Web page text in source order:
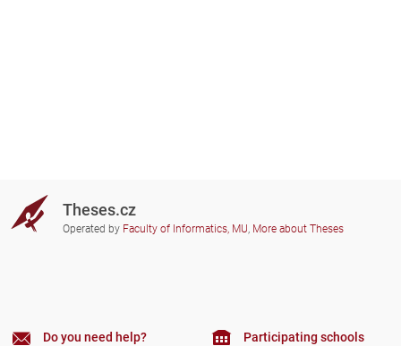
Theses.cz
Operated by Faculty of Informatics, MU, More about Theses
Do you need help? Participating schools